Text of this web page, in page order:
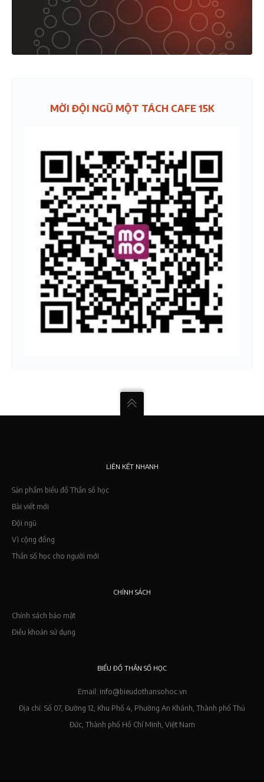
MỜI ĐỘI NGŨ MỘT TÁCH CAFE 15K
LIÊN KẾT NHANH
Sản phẩm biểu đồ Thần số học
Bài viết mới
Đội ngũ
Vì cộng đồng
Thần số học cho người mới
CHÍNH SÁCH
Chính sách bảo mật
Điều khoản sử dụng
BIỂU ĐỒ THẦN SỐ HỌC
Email: info@bieudothansohoc.vn
Địa chỉ: Số 07, Đường 12, Khu Phố 4, Phường An Khánh, Thành phố Thủ
Đức, Thành phố Hồ Chí Minh, Việt Nam